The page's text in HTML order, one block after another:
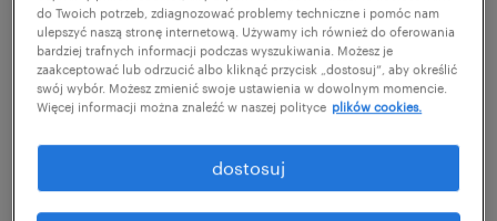
do Twoich potrzeb, zdiagnozować problemy techniczne i pomóc nam
ulepszyć naszą stronę internetową. Używamy ich również do oferowania
bardziej trafnych informacji podczas wyszukiwania. Możesz je
zaakceptować lub odrzucić albo kliknąć przycisk „dostosuj”, aby określić
swój wybór. Możesz zmienić swoje ustawienia w dowolnym momencie.
Więcej informacji można znaleźć w naszej polityce plików cookies.
dostosuj